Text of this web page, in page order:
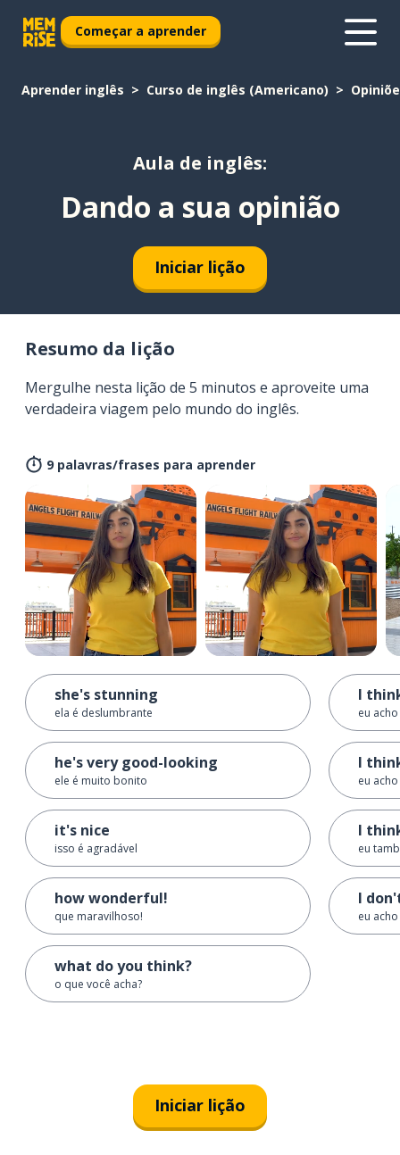
Começar a aprender
Aprender inglês Curso de inglês (Americano)
Aula de inglês:
Dando a sua opinião
Iniciar lição
Resumo da lição
Mergulhe nesta lição de 5 minutos e aproveite uma
verdadeira viagem pelo mundo do inglês.
9 palavras/frases para aprender
she's stunning
ela é deslumbrante
he's very good-looking
ele é muito bonito
it's nice
isso é agradável
how wonderful!
que maravilhoso!
what do you think?
o que você acha?
I
eu
I
eu
I
eu
I
eu
Iniciar lição